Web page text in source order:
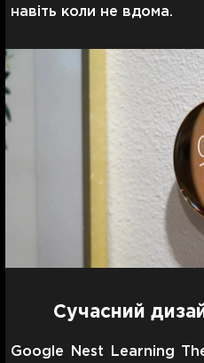
навіть коли не вдома.
Сучасний
Google Nest Learning